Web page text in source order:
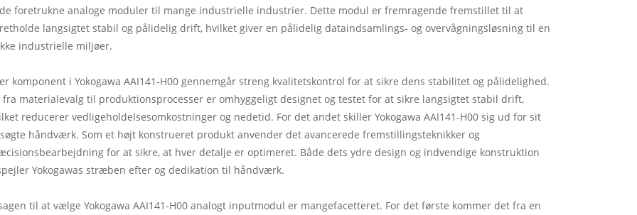
foretrukne analoge moduler til mange industrielle industrier. Dette modul er fremragende fremstillet til at
langsigtet stabil og pålidelig drift, hvilket giver en pålidelig dataindsamlings- og overvågningsløsning til en
industrielle miljøer.
komponent i Yokogawa AAI141-H00 gennemgår streng kvalitetskontrol for at sikre dens stabilitet og pålidelighed.
fra materialevalg til produktionsprocesser er omhyggeligt designet og testet for at sikre langsigtet stabil drift,
reducerer vedligeholdelsesomkostninger og nedetid. For det andet skiller Yokogawa AAI141-H00 sig ud for sit
håndværk. Som et højt konstrueret produkt anvender det avancerede fremstillingsteknikker og
for at sikre, at hver detalje er optimeret. Både dets ydre design og indvendige konstruktion
Yokogawas stræben efter og dedikation til håndværk.
til at vælge Yokogawa AAI141-H00 analogt inputmodul er mangefacetteret. For det første kommer det fra en